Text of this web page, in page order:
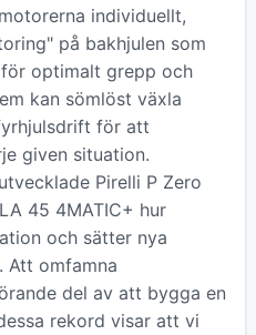
individuellt,
på bakhjulen som
optimalt grepp och
kan sömlöst växla
för att
given situation.
Pirelli P Zero
45 4MATIC+ hur
och sätter nya
Att omfamna
del av att bygga en
rekord visar att vi